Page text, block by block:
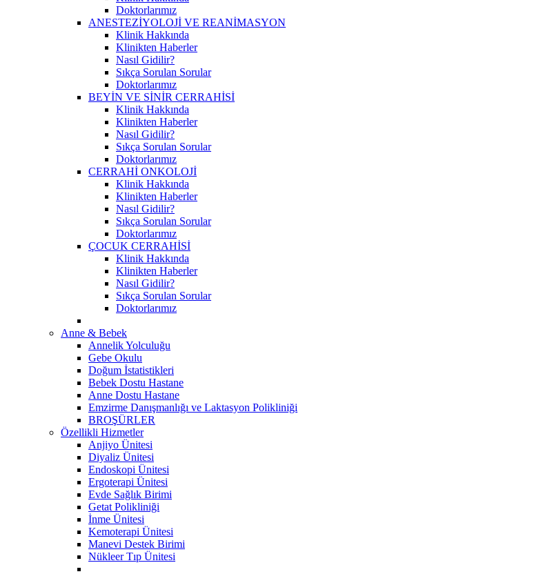
Doktorlarımız
ANESTEZİYOLOJİ VE REANİMASYON
Klinik Hakkında
Klinikten Haberler
Nasıl Gidilir?
Sıkça Sorulan Sorular
Doktorlarımız
BEYİN VE SİNİR CERRAHİSİ
Klinik Hakkında
Klinikten Haberler
Nasıl Gidilir?
Sıkça Sorulan Sorular
Doktorlarımız
CERRAHİ ONKOLOJİ
Klinik Hakkında
Klinikten Haberler
Nasıl Gidilir?
Sıkça Sorulan Sorular
Doktorlarımız
ÇOCUK CERRAHİSİ
Klinik Hakkında
Klinikten Haberler
Nasıl Gidilir?
Sıkça Sorulan Sorular
Doktorlarımız
Anne & Bebek
Annelik Yolculuğu
Gebe Okulu
Doğum İstatistikleri
Bebek Dostu Hastane
Anne Dostu Hastane
Emzirme Danışmanlığı ve Laktasyon Polikliniği
BROŞÜRLER
Özellikli Hizmetler
Anjiyo Ünitesi
Diyaliz Ünitesi
Endoskopi Ünitesi
Ergoterapi Ünitesi
Evde Sağlık Birimi
Getat Polikliniği
İnme Ünitesi
Kemoterapi Ünitesi
Manevi Destek Birimi
Nükleer Tıp Ünitesi